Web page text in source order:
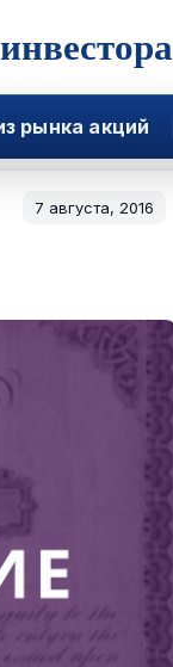
рынка акций
7 августа, 2016